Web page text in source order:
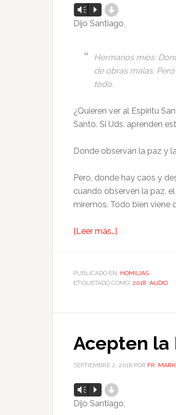
Reproductor
de
Vm P d
Dijo Santiago,
Hermanos míos:
de obras malas.
todo.
¿Quieren ver al Espíritu
Santo. Si Uds. aprenden
Donde observan la paz y
Pero, donde hay caos y
cuando observen la paz,
miremos. Todo bien viene
[Leer más…]
PUBLICADO EN: HOMILIAS
ETIQUETADO COMO: 2018, AUDIO
Acepten la
SEPTIEMBRE 2, 2018 POR FR.
Reproductor
de
Vm P d
Dijo Santiago,